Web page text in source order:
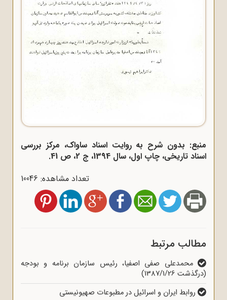
منبع: بدون شرح به روایت اسناد ساواک، مرکز بررسی
اسناد تاریخی، چاپ اول، سال 1394، ج 2، ص 41.
تعداد مشاهده: 10046
مطالب مرتبط
محمدعلی صفی اصفیا، رئیس سازمان برنامه و بودجه
(درگذشت 1387/1/26)
روابط ایران و اسرائیل در مطبوعات صهیونیستی